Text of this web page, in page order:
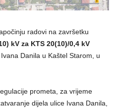
radovi na završetku
kV za KTS 20(10)/0,4 kV
Ivana Danila u Kaštel Starom, u
prometa, za vrijeme
dijela ulice Ivana Danila,